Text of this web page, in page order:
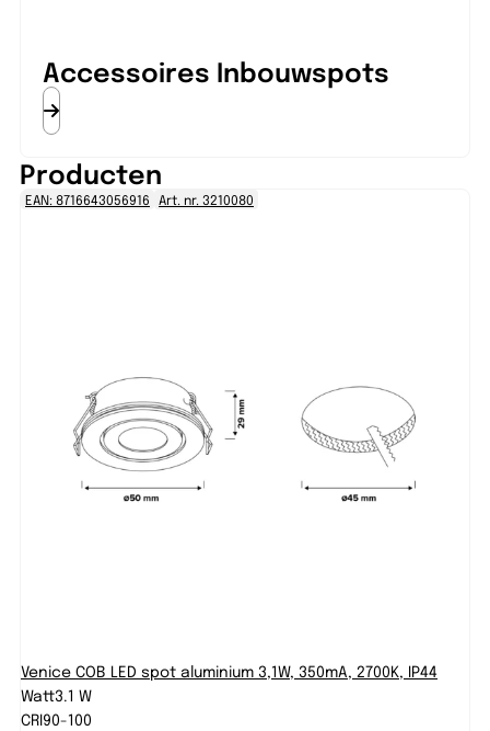
Accessoires Inbouwspots
Producten
EAN: 8716643056916 Art. nr. 3210080
Venice COB LED spot aluminium 3,1W, 350mA, 2700K, IP44
Watt3.1 W
CRI90-100